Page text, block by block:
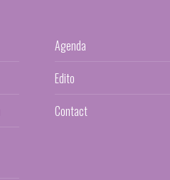
Agenda
Edito
Contact